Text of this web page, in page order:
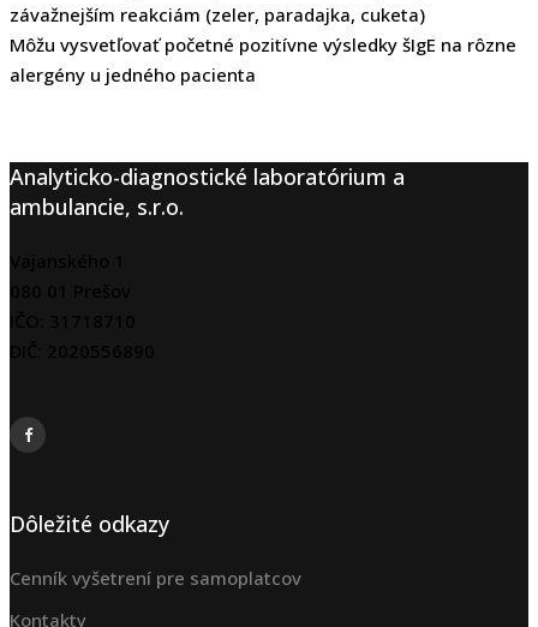
závažnejším reakciám (zeler, paradajka, cuketa)
Môžu vysvetľovať početné pozitívne výsledky šIgE na rôzne
alergény u jedného pacienta
Analyticko-diagnostické laboratórium a
ambulancie, s.r.o.
Dôležité odkazy
Cenník vyšetrení pre samoplatcov
Kontakty